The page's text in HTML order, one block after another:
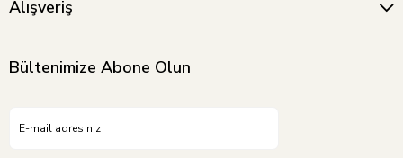
Alışveriş
Bültenimize Abone Olun